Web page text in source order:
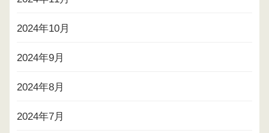
2024年10月
2024年9月
2024年8月
2024年7月